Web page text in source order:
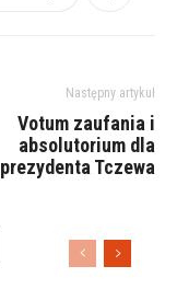
Następny artykuł
Votum zaufania i
absolutorium dla
prezydenta Tczewa